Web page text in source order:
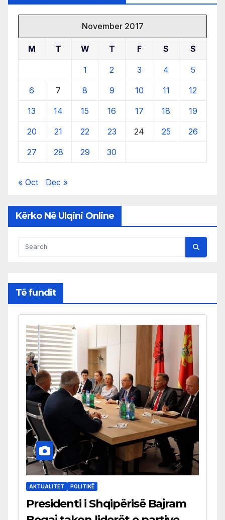
November 2017
M T W T F S S
1 2 3 4 5
6 7 8 9 10 11 12
13 14 15 16 17 18 19
20 21 22 23 24 25 26
27 28 29 30
« Oct Dec »
Kërko Në Ulqini Online
Të fundit
AKTUALITET POLITIKË
Presidenti i Shqipërisë Bajram